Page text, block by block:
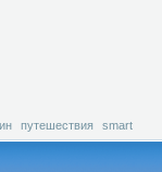
путешествия smart